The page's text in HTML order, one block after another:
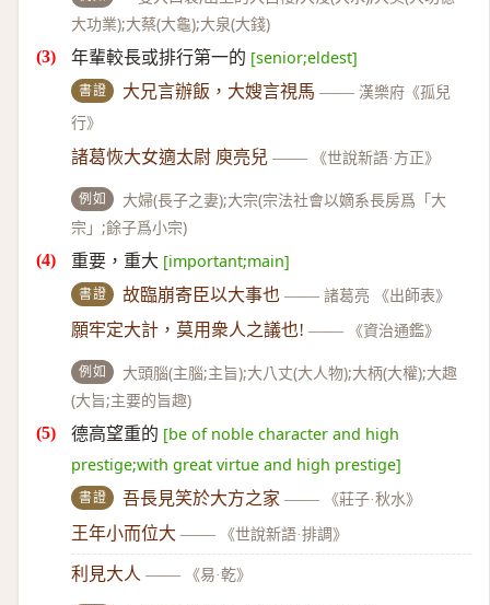
大功業);大蔡(大龜);大泉(大錢)
年輩較長或排行第一的 [senior;eldest]
書證 大兄言辦飯，大嫂言視馬 —— 漢樂府《孤兒
行》
諸葛恢大女適太尉 庾亮兒 —— 《世說新語·方正》
例如
大婦(長子之妻);大宗(宗法社會以嫡系長房爲「大
宗」;餘子爲小宗)
重要，重大 [important;main]
書證 故臨崩寄臣以大事也 —— 諸葛亮 《出師表》
願牢定大計，莫用衆人之議也! —— 《資治通鑑》
例如
大頭腦(主腦;主旨);大八丈(大人物);大柄(大權);大趣
(大旨;主要的旨趣)
德高望重的 [be of noble character and high
prestige;with great virtue and high prestige]
書證 吾長見笑於大方之家 —— 《莊子·秋水》
王年小而位大 —— 《世說新語·排調》
利見大人 —— 《易·乾》